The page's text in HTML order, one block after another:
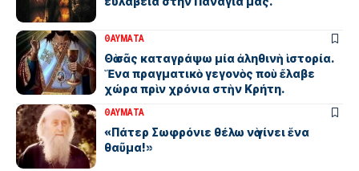
ΘΑΥΜΑΤΑ
Θὰ σᾶς καταγράψω μία ἀληθινὴ ἱστορία.
Ἕνα πραγματικὸ γεγονὸς ποὺ ἔλαβε
χώρα πρὶν χρόνια στὴν Κρήτη.
ΘΑΥΜΑΤΑ
«Πάτερ Σωφρόνιε θέλω νὰ γίνει ἕνα
θαῦμα!»